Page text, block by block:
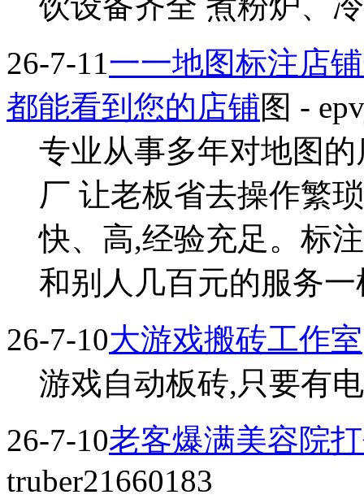
26-7-11一一地图标注店
都能看到您的店铺图 -
专业从事多年对地图
厂 让老板省去操作繁
快、高,经验充足。标
和别人几百元的服务
26-7-10大游戏搬砖工作室
游戏自动板砖,只要有
26-7-10老客爆满美容院
truber21660183